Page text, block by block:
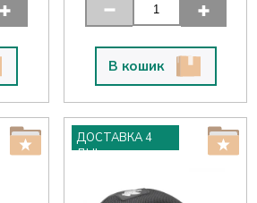
В кошик
ДОСТАВКА 4
ДНІ